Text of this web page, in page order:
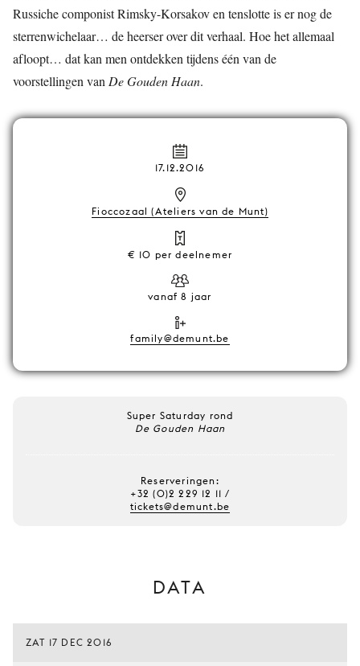
Russiche componist Rimsky-Korsakov en tenslotte is er nog de
sterrenwichelaar… de heerser over dit verhaal. Hoe het allemaal
afloopt… dat kan men ontdekken tijdens één van de
voorstellingen van De Gouden Haan.
17.12.2016
Fioccozaal (Ateliers van de Munt)
€ 10 per deelnemer
vanaf 8 jaar
family@demunt.be
Super Saturday rond
De Gouden Haan
Reserveringen:
+32 (0)2 229 12 11 /
tickets@demunt.be
DATA
ZAT 17 DEC 2016